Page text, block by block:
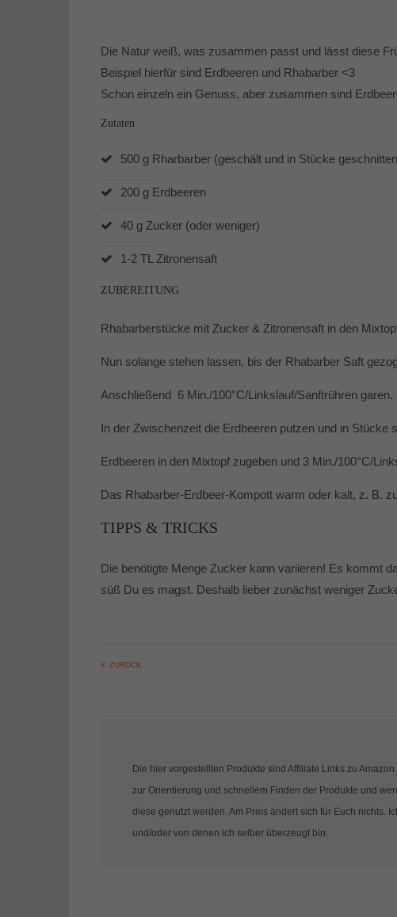
Die Natur weiß, was zusammen passt und lässt diese
Beispiel hierfür sind Erdbeeren und Rhabarber <3
Schon einzeln ein Genuss, aber zusammen sind
Zutaten
500 g Rharbarber (geschält und in Stücke
200 g Erdbeeren
40 g Zucker (oder weniger)
1-2 TL Zitronensaft
ZUBEREITUNG
Rhabarberstücke mit Zucker & Zitronensaft in den
Nun solange stehen lassen, bis der Rhabarber Saft
Anschließend 6 Min./100°C/Linkslauf/Sanftrühren garen.
In der Zwischenzeit die Erdbeeren putzen und in Stücke
Erdbeeren in den Mixtopf zugeben und 3 Min./100°C/
Das Rhabarber-Erdbeer-Kompott warm oder kalt, z. B.
TIPPS & TRICKS
Die benötigte Menge Zucker kann variieren! Es kommt
süß Du es magst. Deshalb lieber zunächst weniger
ZURÜCK
Die hier vorgestellten Produkte sind Affiliate Links zu
zur Orientierung und schnellem Finden der Produkte und
diese genutzt werden. Am Preis ändert sich für Euch nichts.
und/oder von denen ich selber überzeugt bin.